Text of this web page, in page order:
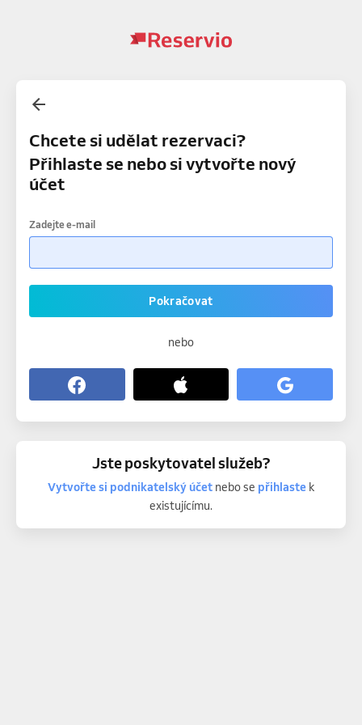
Chcete si udělat rezervaci?
Přihlaste se nebo si vytvořte nový
účet
Zadejte e-mail
Pokračovat
nebo
Jste poskytovatel služeb?
Vytvořte si podnikatelský účetnebo se přihlastek
existujícímu.